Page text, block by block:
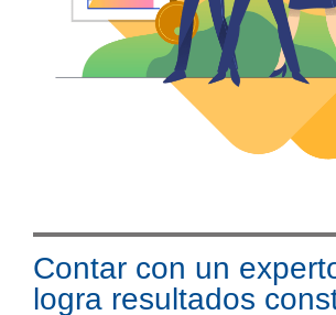
Contar con un
logra resultados